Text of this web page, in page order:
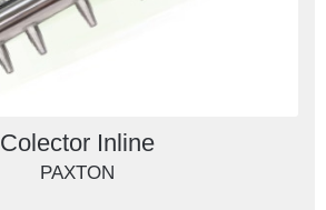
Colector Inline
PAXTON